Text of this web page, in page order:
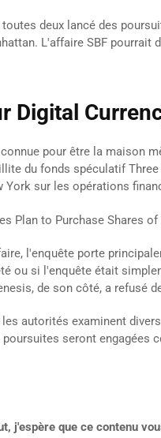
toutes deux lancé des
L'affaire SBF pourrait
Digital
pour être la maison
du fonds spéculatif
sur les opérations
l'enquête porte
ou si l'enquête était
de son côté, a
autorités examinent
seront engagées
j'espère que ce contenu